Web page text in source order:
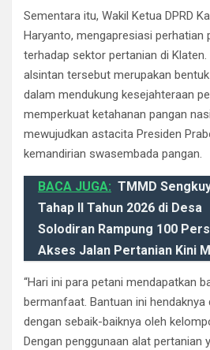
Sementara itu, Wakil Ketua DPRD
Haryanto, mengapresiasi perhatian
terhadap sektor pertanian di
alsintan tersebut merupakan
dalam mendukung kesejahteraan
memperkuat ketahanan pangan
mewujudkan astacita Presiden
kemandirian swasembada pangan.
BACA JUGA: TMMD
Tahap II Tahun 2026 di Desa
Solodiran Rampung 100
Akses Jalan Pertanian Kini
“Hari ini para petani mendapatkan
bermanfaat. Bantuan ini
dengan sebaik-baiknya oleh
Dengan penggunaan alat pertanian